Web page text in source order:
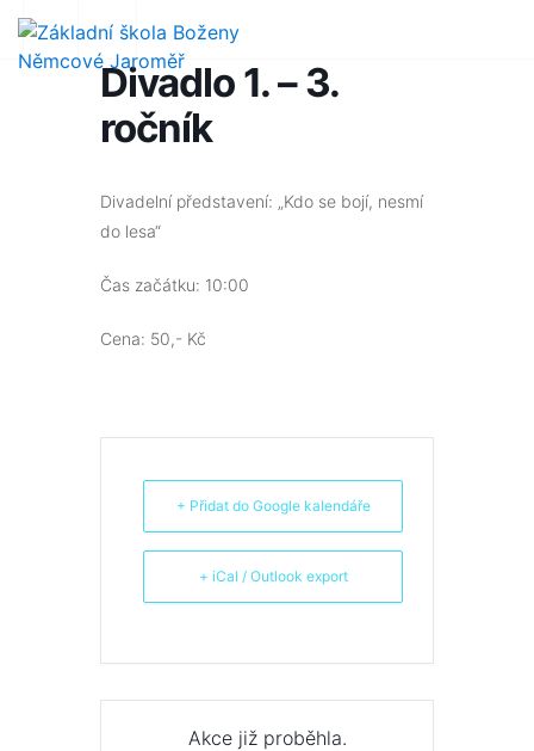
Divadlo 1. – 3.
ročník
Divadelní představení: „Kdo se bojí, nesmí
do lesa“
Čas začátku: 10:00
Cena: 50,- Kč
+ Přidat do Google kalendáře
+ iCal / Outlook export
Akce již proběhla.